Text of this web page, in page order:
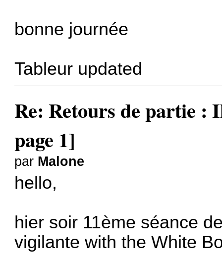
bonne journée
Tableur updated
Re: Retours de partie :
page 1]
par Malone
hello,
hier soir 11ème séance
vigilante with the White